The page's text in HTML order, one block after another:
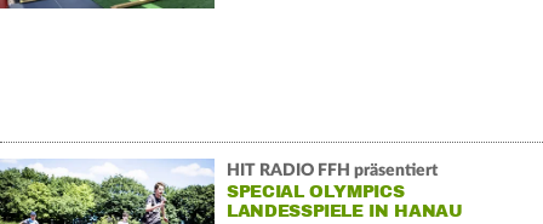
HIT RADIO FFH präsentiert
SPECIAL OLYMPICS
LANDESSPIELE IN HANAU